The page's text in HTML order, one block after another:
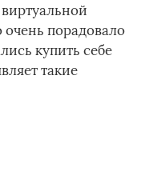
очень порадовало
купить себе
такие